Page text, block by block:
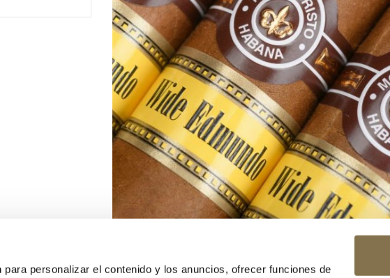
personalizar el contenido y los anuncios, ofrecer funciones de